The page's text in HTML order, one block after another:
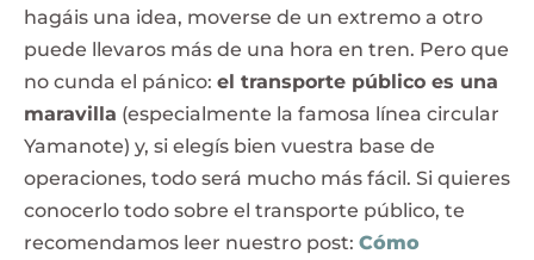
hagáis una idea, moverse de un extremo a otro
puede llevaros más de una hora en tren. Pero que
no cunda el pánico: el transporte público es una
maravilla (especialmente la famosa línea circular
Yamanote) y, si elegís bien vuestra base de
operaciones, todo será mucho más fácil. Si quieres
conocerlo todo sobre el transporte público, te
recomendamos leer nuestro post: Cómo